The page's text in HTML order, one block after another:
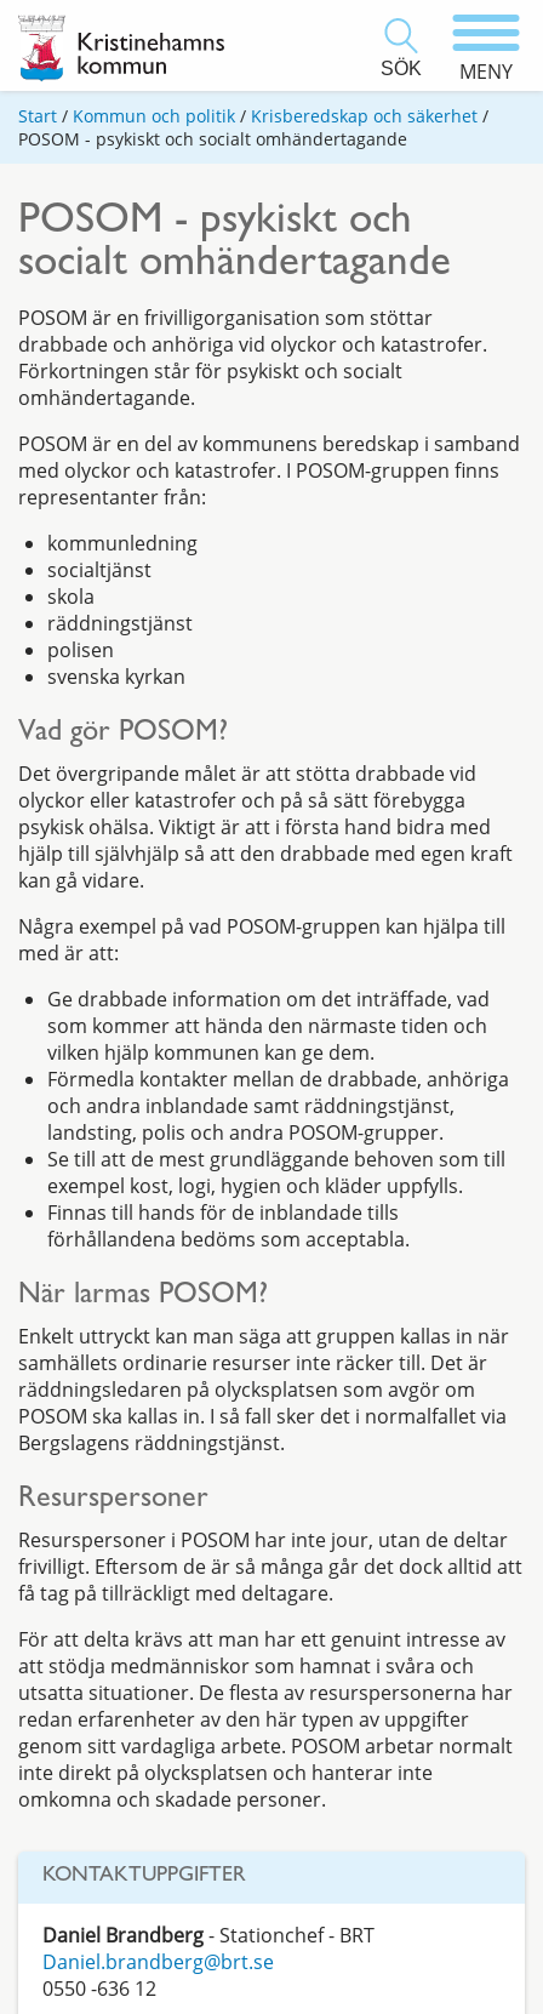
SÖK MENY
Start / Kommun och politik / Krisberedskap och säkerhet /
POSOM - psykiskt och socialt omhändertagande
POSOM - psykiskt och
socialt omhändertagande
POSOM är en frivilligorganisation som stöttar
drabbade och anhöriga vid olyckor och katastrofer.
Förkortningen står för psykiskt och socialt
omhändertagande.
POSOM är en del av kommunens beredskap i samband
med olyckor och katastrofer. I POSOM-gruppen finns
representanter från:
kommunledning
socialtjänst
skola
räddningstjänst
polisen
svenska kyrkan
Vad gör POSOM?
Det övergripande målet är att stötta drabbade vid
olyckor eller katastrofer och på så sätt förebygga
psykisk ohälsa. Viktigt är att i första hand bidra med
hjälp till självhjälp så att den drabbade med egen kraft
kan gå vidare.
Några exempel på vad POSOM-gruppen kan hjälpa till
med är att:
Ge drabbade information om det inträffade, vad
som kommer att hända den närmaste tiden och
vilken hjälp kommunen kan ge dem.
Förmedla kontakter mellan de drabbade, anhöriga
och andra inblandade samt räddningstjänst,
landsting, polis och andra POSOM-grupper.
Se till att de mest grundläggande behoven som till
exempel kost, logi, hygien och kläder uppfylls.
Finnas till hands för de inblandade tills
förhållandena bedöms som acceptabla.
När larmas POSOM?
Enkelt uttryckt kan man säga att gruppen kallas in när
samhällets ordinarie resurser inte räcker till. Det är
räddningsledaren på olycksplatsen som avgör om
POSOM ska kallas in. I så fall sker det i normalfallet via
Bergslagens räddningstjänst.
Resurspersoner
Resurspersoner i POSOM har inte jour, utan de deltar
frivilligt. Eftersom de är så många går det dock alltid att
få tag på tillräckligt med deltagare.
För att delta krävs att man har ett genuint intresse av
att stödja medmänniskor som hamnat i svåra och
utsatta situationer. De flesta av resurspersonerna har
redan erfarenheter av den här typen av uppgifter
genom sitt vardagliga arbete. POSOM arbetar normalt
inte direkt på olycksplatsen och hanterar inte
omkomna och skadade personer.
KONTAKTUPPGIFTER
Daniel Brandberg- Stationchef - BRT
Daniel.brandberg@brt.se
0550 -636 12